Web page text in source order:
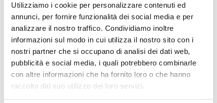
Utilizziamo i cookie per personalizzare contenuti ed
annunci, per fornire funzionalità dei social media e per
analizzare il nostro traffico. Condividiamo inoltre
informazioni sul modo in cui utilizza il nostro sito con i
nostri partner che si occupano di analisi dei dati web,
pubblicità e social media, i quali potrebbero combinarle
con altre informazioni che ha fornito loro o che hanno
raccolto dal suo utilizzo dei loro servizi.